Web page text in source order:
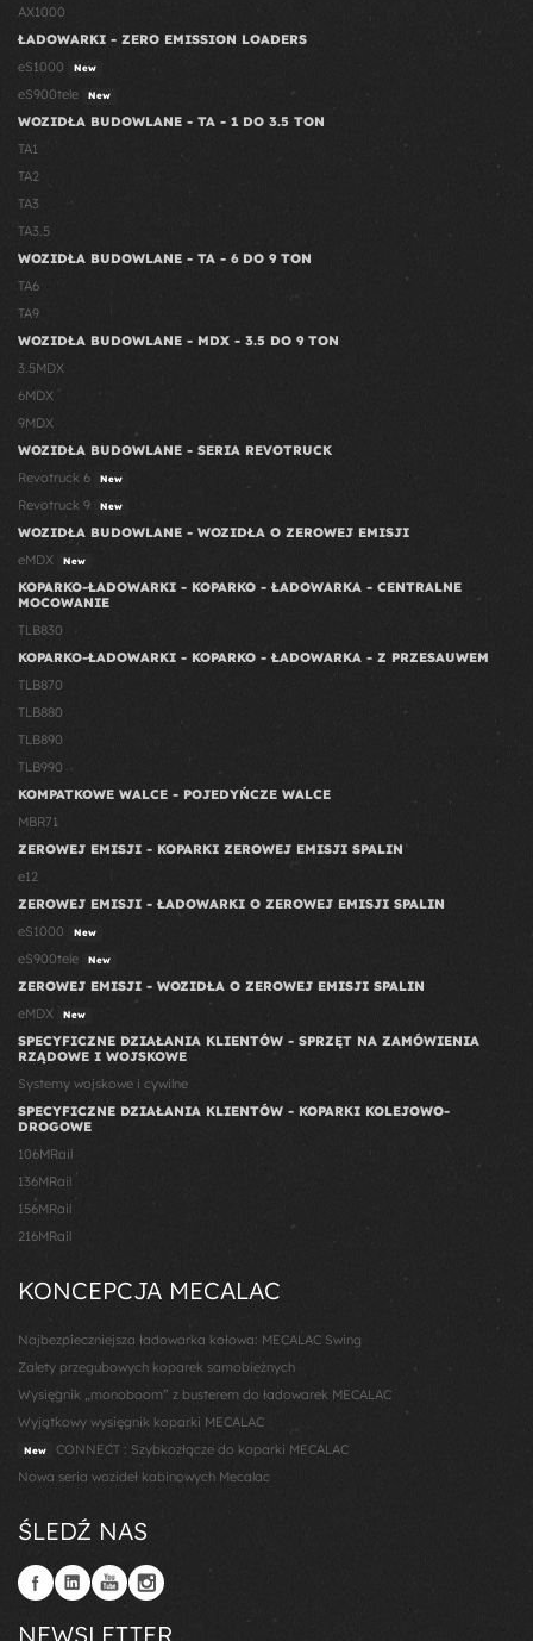
AX1000
ŁADOWARKI - ZERO EMISSION LOADERS
eS1000
New
eS900tele New
WOZIDŁA BUDOWLANE - TA - 1 DO 3.5 TON
TA1
TA2
TA3
TA3.5
WOZIDŁA BUDOWLANE - TA - 6 DO 9 TON
TA6
TA9
WOZIDŁA BUDOWLANE - MDX - 3.5 DO 9 TON
3.5MDX
6MDX
9MDX
WOZIDŁA BUDOWLANE - SERIA REVOTRUCK
Revotruck 6
New
Revotruck 9 New
WOZIDŁA BUDOWLANE - WOZIDŁA O ZEROWEJ EMISJI
eMDX
New
KOPARKO-ŁADOWARKI - KOPARKO - ŁADOWARKA - CENTRALNE
MOCOWANIE
TLB830
KOPARKO-ŁADOWARKI - KOPARKO - ŁADOWARKA - Z PRZESAUWEM
TLB870
TLB880
TLB890
TLB990
KOMPATKOWE WALCE - POJEDYŃCZE WALCE
MBR71
ZEROWEJ EMISJI - KOPARKI ZEROWEJ EMISJI SPALIN
e12
ZEROWEJ EMISJI - ŁADOWARKI O ZEROWEJ EMISJI SPALIN
eS1000
New
eS900tele New
ZEROWEJ EMISJI - WOZIDŁA O ZEROWEJ EMISJI SPALIN
eMDX
New
SPECYFICZNE DZIAŁANIA KLIENTÓW - SPRZĘT NA ZAMÓWIENIA
RZĄDOWE I WOJSKOWE
Systemy wojskowe i cywilne
SPECYFICZNE DZIAŁANIA KLIENTÓW - KOPARKI KOLEJOWO-
DROGOWE
106MRail
136MRail
156MRail
216MRail
KONCEPCJA MECALAC
Najbezpieczniejsza ładowarka kołowa: MECALAC Swing
Zalety przegubowych koparek samobieżnych
Wysięgnik „monoboom” z busterem do ładowarek MECALAC
Wyjątkowy wysięgnik koparki MECALAC
New
CONNECT : Szybkozłącze do koparki MECALAC
Nowa seria wozideł kabinowych Mecalac
ŚLEDŹ NAS
NEWSLETTER